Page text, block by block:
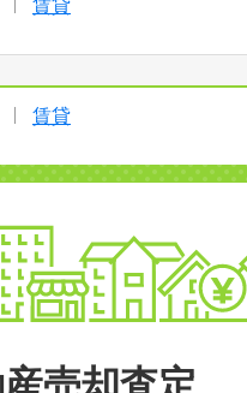
賃貸
賃貸